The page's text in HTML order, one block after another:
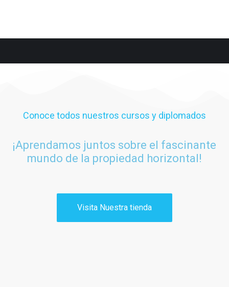
Conoce todos nuestros cursos y diplomados
¡Aprendamos juntos sobre el fascinante
mundo de la propiedad horizontal!
Visita Nuestra tienda